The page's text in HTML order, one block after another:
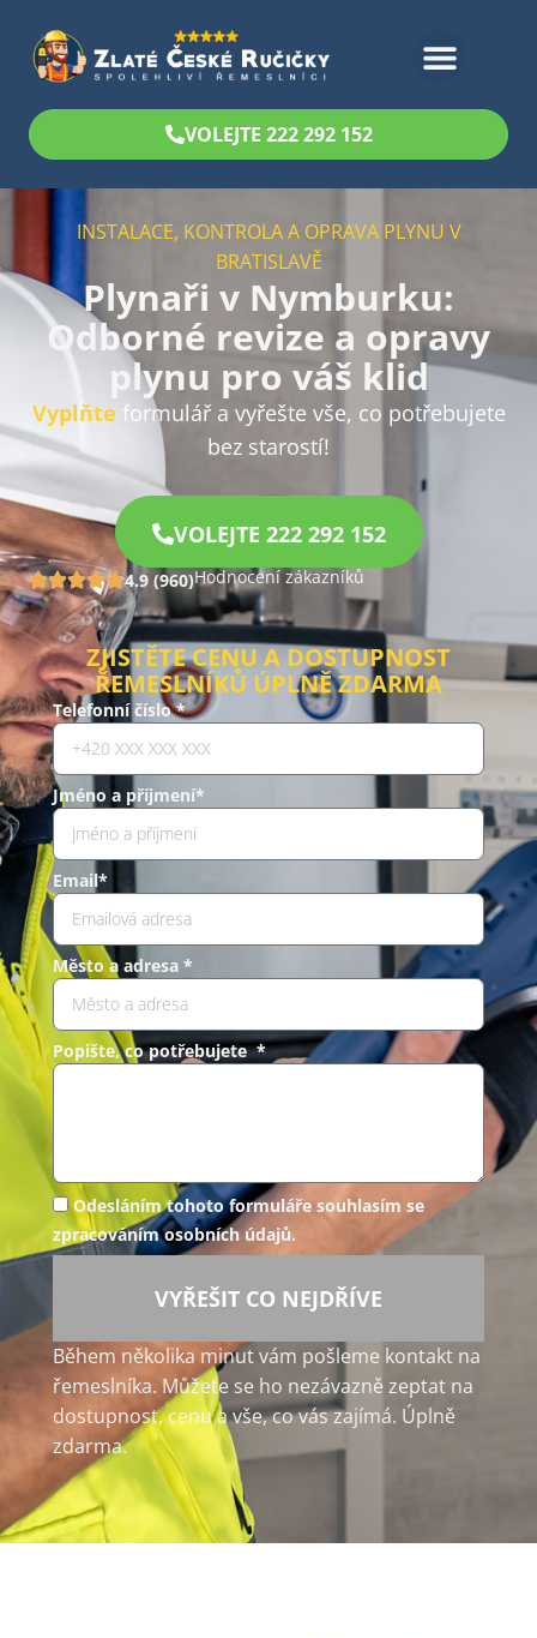
VOLEJTE 222 292 152
INSTALACE, KONTROLA A OPRAVA PLYNU V
BRATISLAVĚ
Plynaři v Nymburku:
Odborné revize a opravy
plynu pro váš klid
Vyplňte formulář a vyřešte vše, co potřebujete
bez starostí!
VOLEJTE 222 292 152
4.9 (960)Hodnocení zákazníků
ZJISTĚTE CENU A DOSTUPNOST
ŘEMESLNÍKŮ ÚPLNĚ ZDARMA
Telefonní číslo *
Jméno a příjmení*
Email*
Město a adresa *
Popište, co potřebujete *
Odesláním tohoto formuláře souhlasím se
zpracováním osobních údajů.
VYŘEŠIT CO NEJDŘÍVE
Během několika minut vám pošleme kontakt na
řemeslníka. Můžete se ho nezávazně zeptat na
dostupnost, cenu a vše, co vás zajímá. Úplně
zdarma.